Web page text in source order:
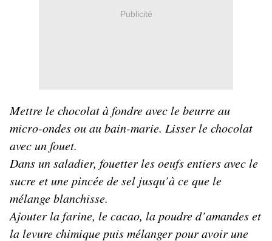
Publicité
Mettre le chocolat à fondre avec le beurre au
micro-ondes ou au bain-marie. Lisser le chocolat
avec un fouet.
Dans un saladier, fouetter les oeufs entiers avec le
sucre et une pincée de sel jusqu’à ce que le
mélange blanchisse.
Ajouter la farine, le cacao, la poudre d’amandes et
la levure chimique puis mélanger pour avoir une